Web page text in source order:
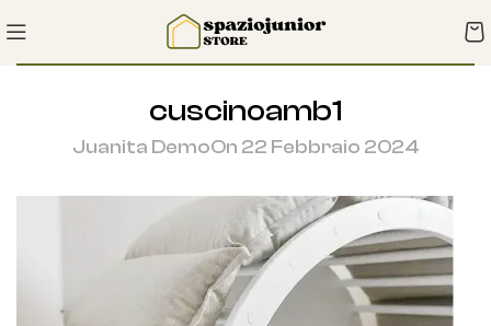
cuscinoamb1
Juanita DemoOn 22 Febbraio 2024